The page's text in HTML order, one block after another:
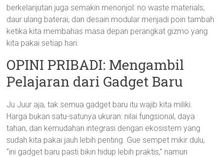
berkelanjutan juga semakin menonjol: no waste materials,
daur ulang baterai, dan desain modular menjadi poin tambah
ketika kita membahas masa depan perangkat gizmo yang
kita pakai setiap hari.
OPINI PRIBADI: Mengambil
Pelajaran dari Gadget Baru
Ju Juur aja, tak semua gadget baru itu wajib kita miliki.
Harga bukan satu-satunya ukuran: nilai fungsional, daya
tahan, dan kemudahan integrasi dengan ekosistem yang
sudah kita pakai jauh lebih penting. Gue sempet mikir dulu,
“ini gadget baru pasti bikin hidup lebih praktis,” namun